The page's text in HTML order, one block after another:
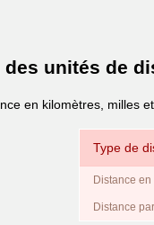
unités de
en kilomètres, milles
Type de
Distance
Distance